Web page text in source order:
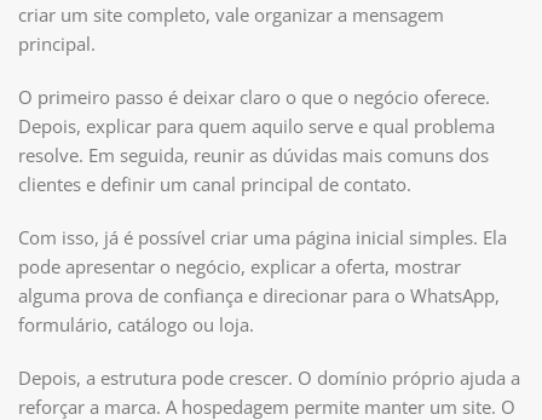
criar um site completo, vale organizar a mensagem
principal.
O primeiro passo é deixar claro o que o negócio oferece.
Depois, explicar para quem aquilo serve e qual problema
resolve. Em seguida, reunir as dúvidas mais comuns dos
clientes e definir um canal principal de contato.
Com isso, já é possível criar uma página inicial simples. Ela
pode apresentar o negócio, explicar a oferta, mostrar
alguma prova de confiança e direcionar para o WhatsApp,
formulário, catálogo ou loja.
Depois, a estrutura pode crescer. O domínio próprio ajuda a
reforçar a marca. A hospedagem permite manter um site. O